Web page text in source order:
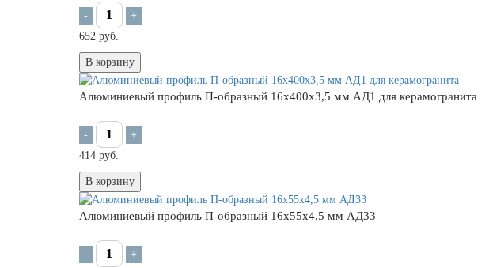
-
+
652 руб.
В корзину
Алюминиевый профиль П-образный 16х400х3,5 мм АД1 для керамогранита
-
+
414 руб.
В корзину
Алюминиевый профиль П-образный 16х55х4,5 мм АД33
-
+